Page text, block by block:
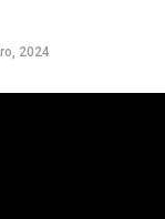
2024